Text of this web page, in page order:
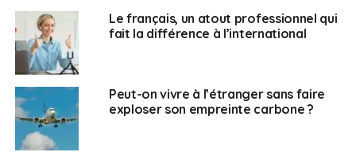
Le français, un atout professionnel qui
fait la différence à l’international
Peut-on vivre à l’étranger sans faire
exploser son empreinte carbone ?